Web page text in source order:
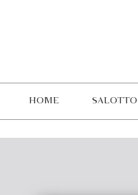
HOME SALOTTO